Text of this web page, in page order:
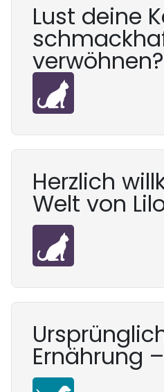
Lust deine
verwöhnen?
Herzlich
Welt von
Ernährung